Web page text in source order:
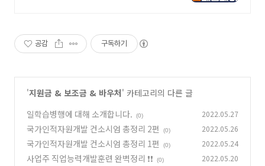
공감 구독하기
'지원금 & 보조금 & 바우처' 카테고리의 다른 글
일학습병행에 대해 소개합니다.
(0) 2022.05.27
국가인적자원개발 컨소시엄 총정리 2편 (0) 2022.05.26
국가인적자원개발 컨소시엄 총정리 1편 (0) 2022.05.24
사업주 직업능력개발훈련 완벽정리 ❗❗ (0) 2022.05.20